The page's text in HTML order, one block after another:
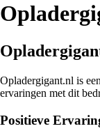
Opladergigant.nl is
ervaringen met dit
Positieve